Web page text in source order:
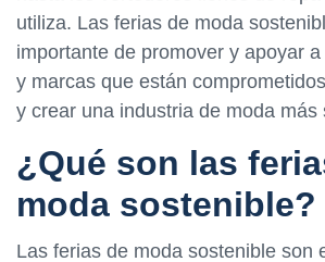
utiliza. Las ferias de moda
importante de promover y apoyar
y marcas que están
y crear una industria de moda más
¿Qué son las
moda sostenible?
Las ferias de moda sostenible son